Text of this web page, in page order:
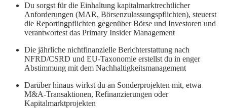
Du sorgst für die Einhaltung kapitalmarktrechtlicher
Anforderungen (MAR, Börsenzulassungspflichten), steuerst
die Reportingpflichten gegenüber Börse und Investoren und
verantwortest das Primary Insider Management
Die jährliche nichtfinanzielle Berichterstattung nach
NFRD/CSRD und EU-Taxonomie erstellst du in enger
Abstimmung mit dem Nachhaltigkeitsmanagement
Darüber hinaus wirkst du an Sonderprojekten mit, etwa
M&A-Transaktionen, Refinanzierungen oder
Kapitalmarktprojekten